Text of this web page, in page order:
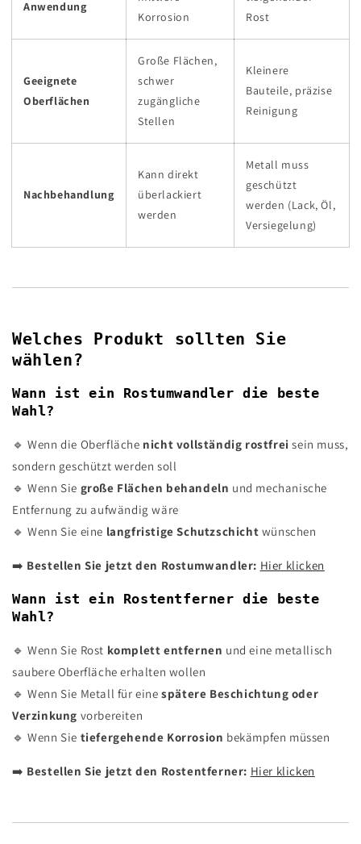
Anwendung
Korrosion
Rost
Geeignete
Oberflächen
Große Flächen,
schwer
zugängliche
Stellen
Kleinere
Bauteile, präzise
Reinigung
Nachbehandlung
Kann direkt
überlackiert
werden
Metall muss
geschützt
werden (Lack, Öl,
Versiegelung)
Welches Produkt sollten Sie
wählen?
Wann ist ein Rostumwandler die beste
Wahl?
🔹 Wenn die Oberfläche nicht vollständig rostfrei sein muss,
sondern geschützt werden soll
🔹 Wenn Sie große Flächen behandeln und mechanische
Entfernung zu aufwändig wäre
🔹 Wenn Sie eine langfristige Schutzschicht wünschen
➡️ Bestellen Sie jetzt den Rostumwandler: Hier klicken
Wann ist ein Rostentferner die beste
Wahl?
🔹 Wenn Sie Rost komplett entfernen und eine metallisch
saubere Oberfläche erhalten wollen
🔹 Wenn Sie Metall für einespätere Beschichtung oder
Verzinkung vorbereiten
🔹 Wenn Sie tiefergehende Korrosion bekämpfen müssen
➡️ Bestellen Sie jetzt den Rostentferner: Hier klicken